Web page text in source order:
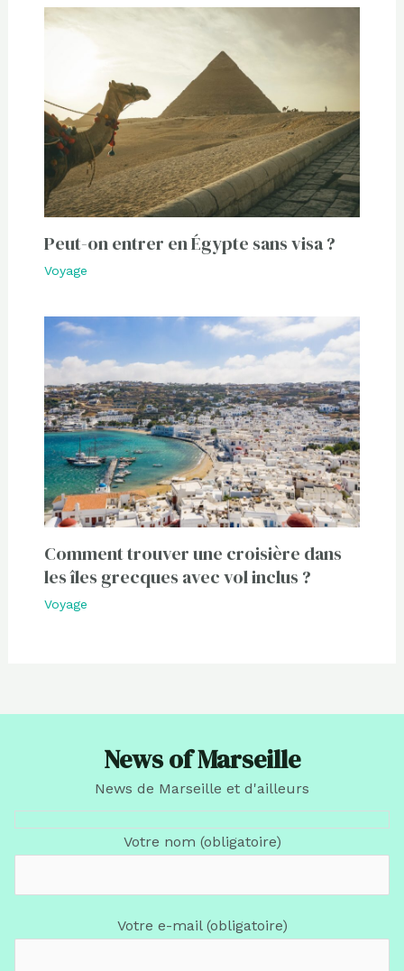
Peut-on entrer en Égypte sans visa ?
Voyage
Comment trouver une croisière dans
les îles grecques avec vol inclus ?
Voyage
News of Marseille
News de Marseille et d'ailleurs
Votre nom (obligatoire)
Votre e-mail (obligatoire)